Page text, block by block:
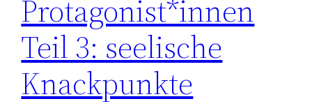
Protagonist*innen
Teil 3: seelische
Knackpunkte